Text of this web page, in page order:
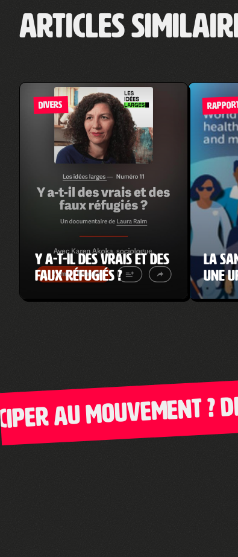
Articles
DIVERS
Y a-t-il des vrais et des
faux réfugiés ?
La
une
mouvement ?